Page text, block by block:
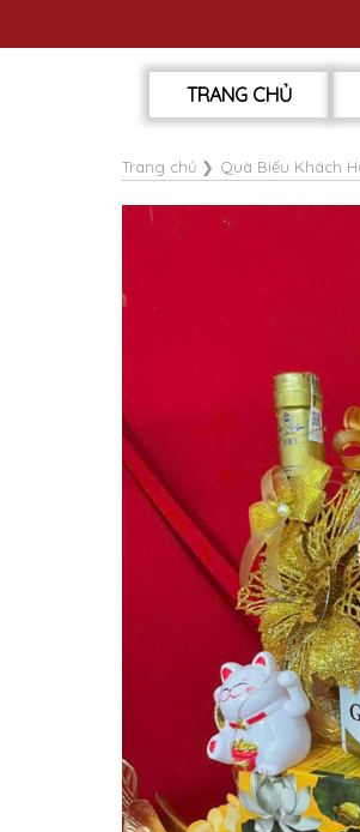
TRANG CHỦ
Trang chủ ❯ Quà Biếu Khách